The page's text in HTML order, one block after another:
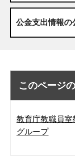
公金支出情報の
このページ
教育庁教職員室
グループ